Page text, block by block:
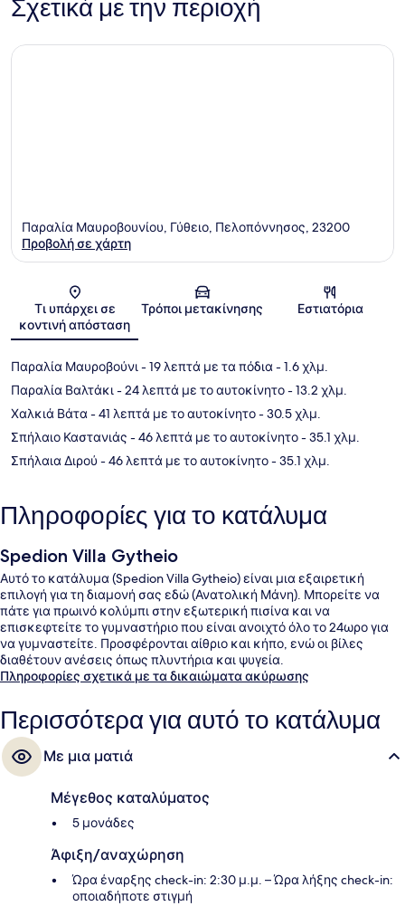
Σχετικά με την περιοχή
Χάρτης
Παραλία Μαυροβουνίου, Γύθειο, Πελοπόννησος, 23200
Προβολή σε χάρτη
Τι υπάρχει σε
κοντινή απόσταση
Τρόποι μετακίνησης Εστιατόρια
Παραλία Μαυροβούνι- 19 λεπτά με τα πόδια- 1.6 χλμ.
Παραλία Βαλτάκι- 24 λεπτά με το αυτοκίνητο- 13.2 χλμ.
Χαλκιά Βάτα- 41 λεπτά με το αυτοκίνητο- 30.5 χλμ.
Σπήλαιο Καστανιάς - 46 λεπτά με το αυτοκίνητο- 35.1 χλμ.
Σπήλαια Διρού - 46 λεπτά με το αυτοκίνητο- 35.1 χλμ.
Πληροφορίες για το κατάλυμα
Spedion Villa Gytheio
Αυτό το κατάλυμα (Spedion Villa Gytheio) είναι μια εξαιρετική
επιλογή για τη διαμονή σας εδώ (Ανατολική Μάνη). Μπορείτε να
πάτε για πρωινό κολύμπι στην εξωτερική πισίνα και να
επισκεφτείτε το γυμναστήριο που είναι ανοιχτό όλο το 24ωρο για
να γυμναστείτε. Προσφέρονται αίθριο και κήπο, ενώ οι βίλες
διαθέτουν ανέσεις όπως πλυντήρια και ψυγεία.
Πληροφορίες σχετικά με τα δικαιώματα ακύρωσης
Περισσότερα για αυτό το κατάλυμα
Με μια ματιά
Μέγεθος καταλύματος
5 μονάδες
Άφιξη/αναχώρηση
Ώρα έναρξης check-in: 2:30 μ.μ. – Ώρα λήξης check-in:
οποιαδήποτε στιγμή